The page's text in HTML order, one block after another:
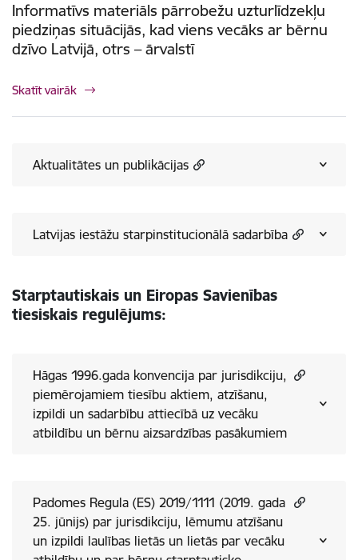
Informatīvs materiāls pārrobežu uzturlīdzekļu
piedziņas situācijās, kad viens vecāks ar bērnu
dzīvo Latvijā, otrs – ārvalstī
Skatīt vairāk
Aktualitātes un publikācijas
Latvijas iestāžu starpinstitucionālā sadarbība
Starptautiskais un Eiropas Savienības
tiesiskais regulējums:
Hāgas 1996.gada konvencija par jurisdikciju,
piemērojamiem tiesību aktiem, atzīšanu,
izpildi un sadarbību attiecībā uz vecāku
atbildību un bērnu aizsardzības pasākumiem
Padomes Regula (ES) 2019/1111 (2019. gada
25. jūnijs) par jurisdikciju, lēmumu atzīšanu
un izpildi laulības lietās un lietās par vecāku